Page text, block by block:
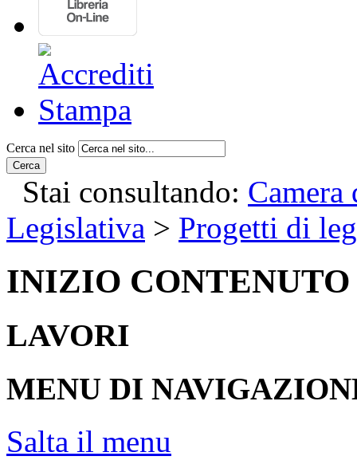
Cerca nel sito
Cerca
Stai consultando: Camera
Legislativa > Progetti di
INIZIO CONTENUTO
LAVORI
MENU DI
Salta il menu